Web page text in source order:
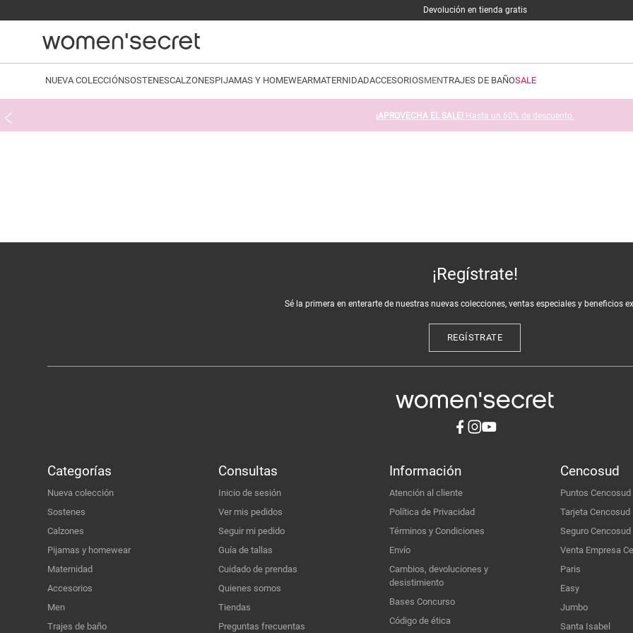
Devolución en tienda gratis
NUEVA COLECCIÓNSOSTENESCALZONESPIJAMAS Y HOMEWEARMATERNIDADACCESORIOSMENTRAJES DE BAÑOSALE
¡APROVECHA EL SALE! Hasta un 60% de descuento.
¡Regístrate!
Sé la primera en enterarte de nuestras nuevas colecciones, ventas especiales y beneficios
REGÍSTRATE
Categorías
Nueva colección
Sostenes
Calzones
Pijamas y homewear
Maternidad
Accesorios
Men
Trajes de baño
Consultas
Inicio de sesión
Ver mis pedidos
Seguir mi pedido
Guía de tallas
Cuidado de prendas
Quienes somos
Tiendas
Preguntas frecuentas
Información
Atención al cliente
Política de Privacidad
Términos y Condiciones
Envío
Cambios, devoluciones y
desistimiento
Bases Concurso
Código de ética
Cencosud
Puntos Cencosud
Tarjeta Cencosud
Seguro Cencosud
Venta Empresa
Paris
Easy
Jumbo
Santa Isabel